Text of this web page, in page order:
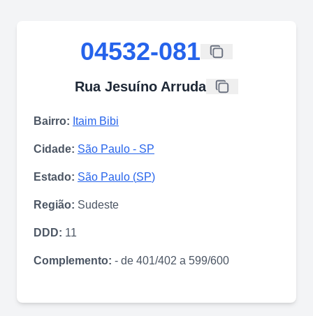
04532-081
Rua Jesuíno Arruda
Bairro: Itaim Bibi
Cidade: São Paulo - SP
Estado: São Paulo (SP)
Região: Sudeste
DDD: 11
Complemento: - de 401/402 a 599/600